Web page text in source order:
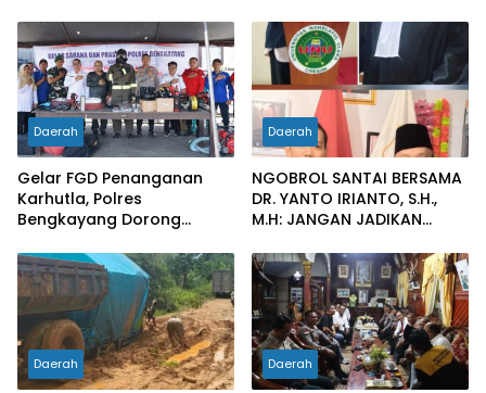
Pelabuhan Tanjung Kalian
Daerah
Gelar FGD Penanganan
Karhutla, Polres
Bengkayang Dorong
hingga Desa Tanggap
Bencana
Daerah
NGOBROL SANTAI BERSAMA
DR. YANTO IRIANTO, S.H.,
M.H: JANGAN JADIKAN
SEBAGAI KUNCI PINTU
KELUAR DARI JERATAN
HUKUM PIDANA KORUPSI
Daerah Daerah